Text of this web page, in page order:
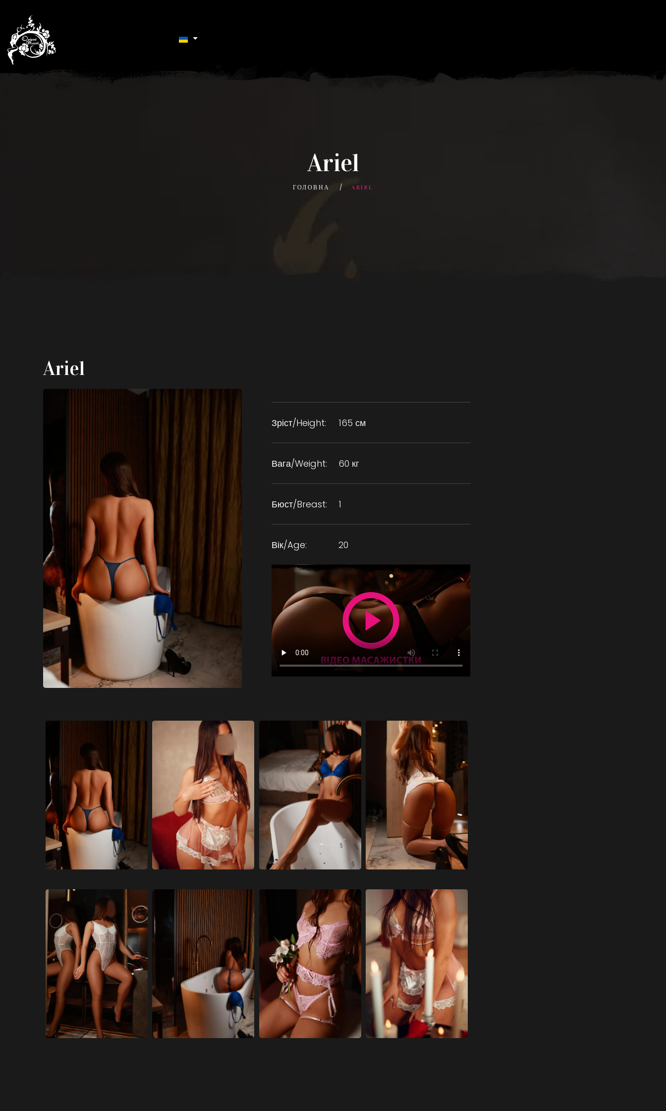
Ariel
ГОЛОВНА ARIEL
Ariel
Зріст/Height: 165 см
Вага/Weight: 60 кг
Бюст/Breast: 1
Вік/Age: 20